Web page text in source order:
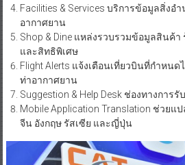
Facilities & Services บริการข้อมูลสิ่งอ
อากาศยาน
Shop & Dine แหล่งรวบรวมข้อมูลสินค้
และสิทธิพิเศษ
Flight Alerts แจ้งเตือนเที่ยวบินที่กำหนด
ท่าอากาศยาน
Suggestion & Help Desk ช่องทางการ
Mobile Application Translation ช่วยแ
จีน อังกฤษ รัสเซีย และญี่ปุ่น